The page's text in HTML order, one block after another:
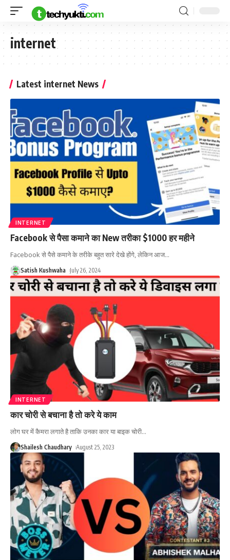
internet
Latest internet News
INTERNET
Facebook से पैसा कमाने का New तरीका $1000 हर महीने
Facebook से पैसे कमाने के तरीके बहुत सारे देखे होंगे, लेकिन आज…
Satish Kushwaha July 26, 2024
INTERNET
कार चोरी से बचाना है तो करे ये काम
लोग घर में कैमरा लगाते है ताकि उनका कार या बाइक चोरी…
Shailesh Chaudhary August 25, 2023